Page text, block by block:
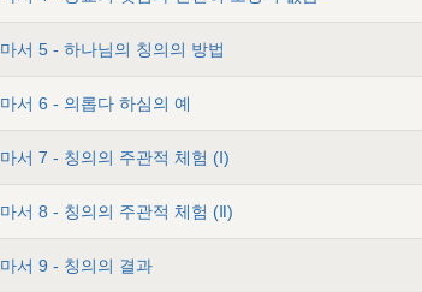
서 5 - 하나님의 칭의의 방법
서 6 - 의롭다 하심의 예
서 7 - 칭의의 주관적 체험 (Ⅰ)
서 8 - 칭의의 주관적 체험 (Ⅱ)
서 9 - 칭의의 결과